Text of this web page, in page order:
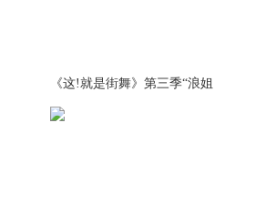
《这!就是街舞》第三季“浪姐